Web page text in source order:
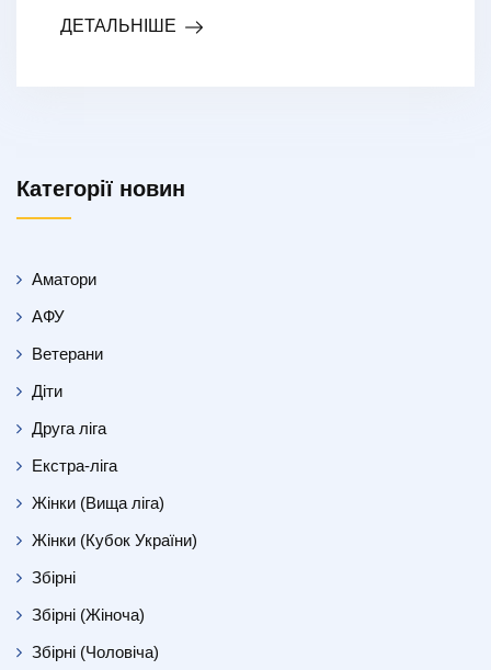
ДЕТАЛЬНІШЕ
Категорії новин
Аматори
АФУ
Ветерани
Діти
Друга ліга
Екстра-ліга
Жінки (Вища ліга)
Жінки (Кубок України)
Збірні
Збірні (Жіноча)
Збірні (Чоловіча)